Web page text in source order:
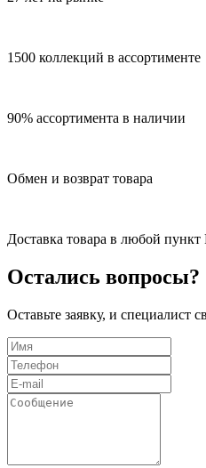
1500 коллекций в ассортименте
90% ассортимента в наличии
Обмен и возврат товара
Доставка товара в любой
Остались вопросы?
Оставьте заявку, и специалист